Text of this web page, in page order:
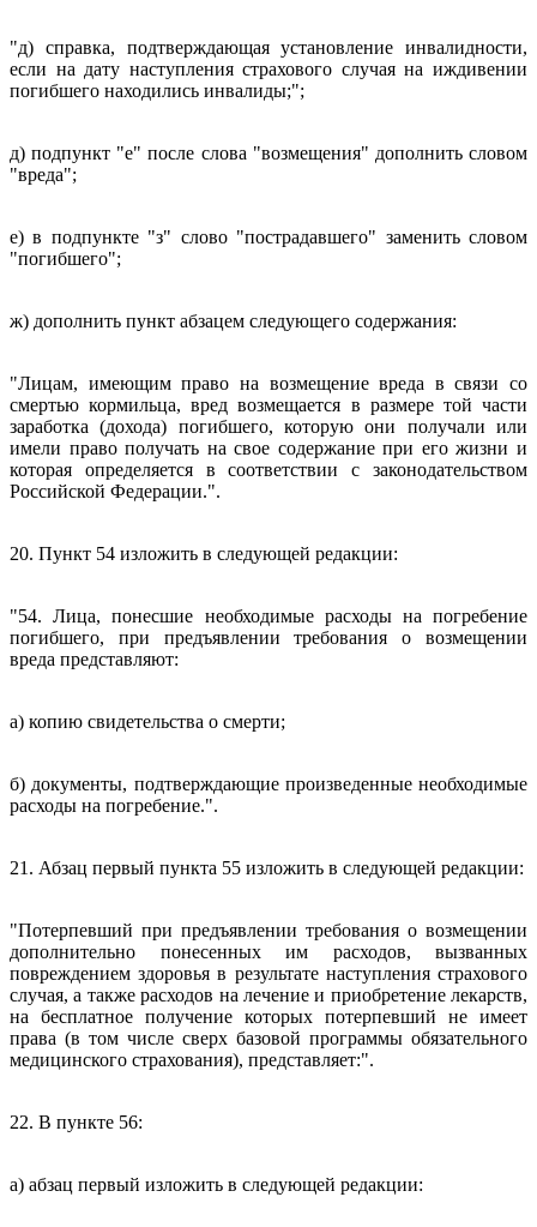
"д) справка, подтверждающая установление инвалидности,
если на дату наступления страхового случая на иждивении
погибшего находились инвалиды;";
д) подпункт "е" после слова "возмещения" дополнить словом
"вреда";
е) в подпункте "з" слово "пострадавшего" заменить словом
"погибшего";
ж) дополнить пункт абзацем следующего содержания:
"Лицам, имеющим право на возмещение вреда в связи со
смертью кормильца, вред возмещается в размере той части
заработка (дохода) погибшего, которую они получали или
имели право получать на свое содержание при его жизни и
которая определяется в соответствии с законодательством
Российской Федерации.".
20. Пункт 54 изложить в следующей редакции:
"54. Лица, понесшие необходимые расходы на погребение
погибшего, при предъявлении требования о возмещении
вреда представляют:
а) копию свидетельства о смерти;
б) документы, подтверждающие произведенные необходимые
расходы на погребение.".
21. Абзац первый пункта 55 изложить в следующей редакции:
"Потерпевший при предъявлении требования о возмещении
дополнительно понесенных им расходов, вызванных
повреждением здоровья в результате наступления страхового
случая, а также расходов на лечение и приобретение лекарств,
на бесплатное получение которых потерпевший не имеет
права (в том числе сверх базовой программы обязательного
медицинского страхования), представляет:".
22. В пункте 56:
а) абзац первый изложить в следующей редакции: